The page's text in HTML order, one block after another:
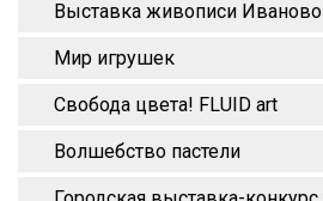
Выставка живописи
Мир игрушек
Свобода цвета! FLUID art
Волшебство пастели